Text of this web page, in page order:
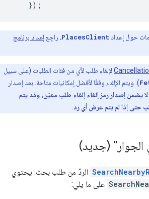
إعدادPlacesClient، راجِع إعداد برنامج
لإلغاء طلب لأي من فئات الطلبات (على سبيل
ويتم الإلغاء وفقًا لأفضل إمكانيات متاحة. بعد إصدار
إصدار رمز إلغاء إلغاء طلب معيّن، وقد يتم
إذا لم يتم عرض أي رد.
(جديد)
الردّ من طلب بحث. يحتوي
على ما يلي: